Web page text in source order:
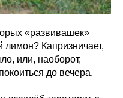
«развивашек»
Капризничает,
или, наоборот,
до вечера.